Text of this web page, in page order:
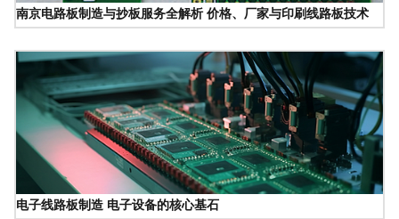
南京电路板制造与抄板服务全解析 价格、厂家与印刷线路板技术
电子线路板制造 电子设备的核心基石